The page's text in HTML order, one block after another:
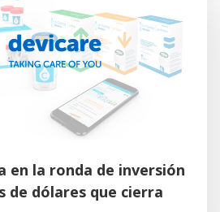
en la ronda de inversión
de dólares que cierra